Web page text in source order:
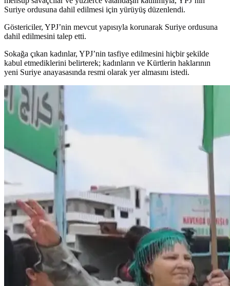
Suriye ordusuna dahil edilmesi için yürüyüş düzenlendi.
Göstericiler, YPJ’nin mevcut yapısıyla korunarak Suriye ordusuna
dahil edilmesini talep etti.
Sokağa çıkan kadınlar, YPJ’nin tasfiye edilmesini hiçbir şekilde
kabul etmediklerini belirterek; kadınların ve Kürtlerin haklarının
yeni Suriye anayasasında resmi olarak yer almasını istedi.